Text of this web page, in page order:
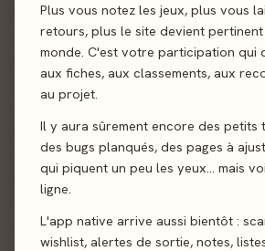
Plus vous notez les jeux, plus vous
retours, plus le site devient
monde. C'est votre participation qui
aux fiches, aux classements, aux
au projet.
Il y aura sûrement encore des petits
des bugs planqués, des pages à
qui piquent un peu les yeux… mais
ligne.
L'app native arrive aussi bientôt :
wishlist, alertes de sortie, notes,
jouer À votre tour, vous devez
suivantes. Compléter le potager
potager Jouer des cartes de votre
cartes non jouées Piocher 5 nouvelles
dernière phase, vous ne piochez
gagnez immédiatement la partie !
dans le sens horaire. Fin de la partie
immédiatement lorsqu'il n'y a aucun
d'un joueur à l'issue de sa phase 5
cartes). Ce joueur gagne la partie.